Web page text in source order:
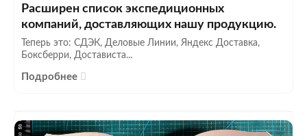
Расширен список экспедиционных
компаний, доставляющих нашу продукцию.
Теперь это: СДЭК, Деловые Линии, Яндекс Доставка,
Боксберри, Достависта...
Подробнее